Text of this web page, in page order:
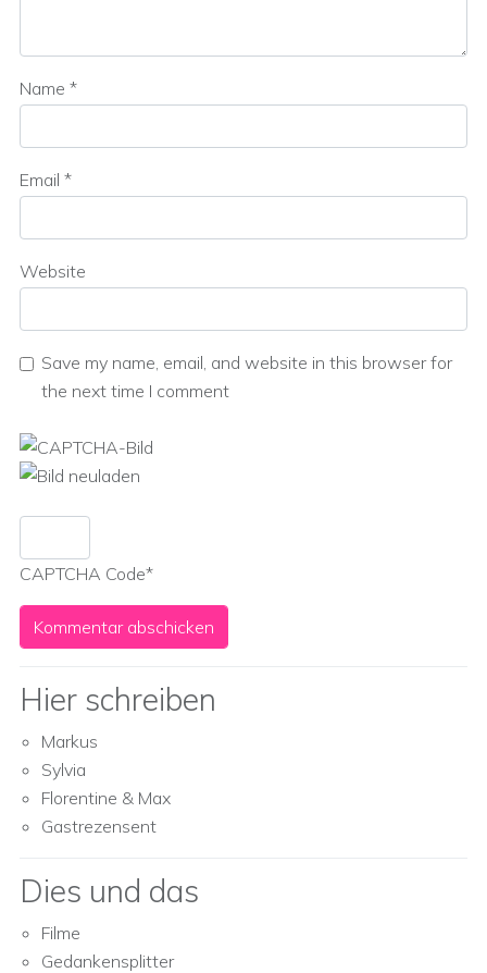
Name *
Email *
Website
Save my name, email, and website in this browser for
the next time I comment
CAPTCHA Code*
Hier schreiben
Markus
Sylvia
Florentine & Max
Gastrezensent
Dies und das
Filme
Gedankensplitter